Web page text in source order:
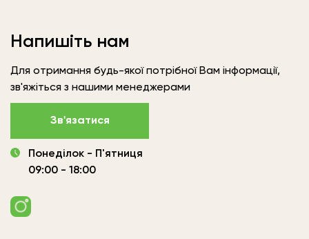
Напишіть нам
Для отримання будь-якої потрібної Вам інформації,
зв'яжіться з нашими менеджерами
Зв'язатися
Понеділок - П'ятниця
09:00 - 18:00